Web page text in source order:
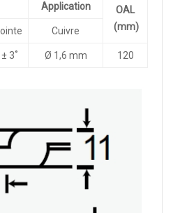
Application
OAL
(mm)
Cuivre
3˚ Ø 1,6 mm 120